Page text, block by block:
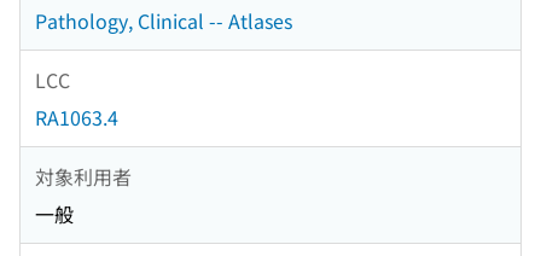
Pathology, Clinical -- Atlases
LCC
RA1063.4
対象利用者
一般